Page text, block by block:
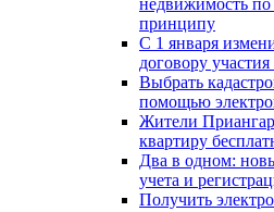
принципу
C 1 января
договору
Выбрать
помощью
Жители
квартиру
Два в одном:
учета и
Получить